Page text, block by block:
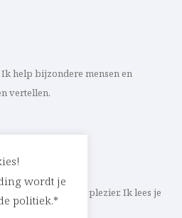
Ik help bijzondere mensen en
vertellen.
verhaal? Met veel plezier. Ik lees je
wordt je
politiek.*